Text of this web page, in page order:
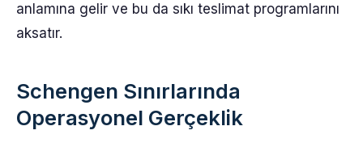
anlamına gelir ve bu da sıkı teslimat programlarını
aksatır.
Schengen Sınırlarında
Operasyonel Gerçeklik